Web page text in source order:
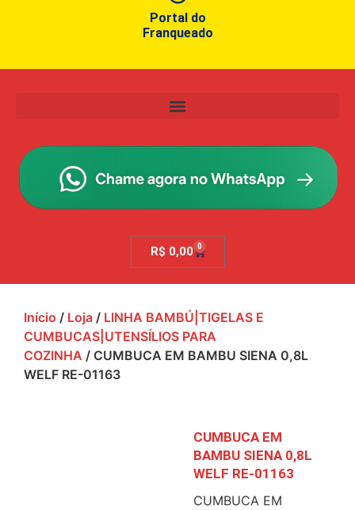
Portal do
Franqueado
R$ 0,00 0
Início / Loja / LINHA BAMBÚ|TIGELAS E
CUMBUCAS|UTENSÍLIOS PARA
COZINHA / CUMBUCA EM BAMBU SIENA 0,8L
WELF RE-01163
CUMBUCA EM
BAMBU SIENA 0,8L
WELF RE-01163
CUMBUCA EM